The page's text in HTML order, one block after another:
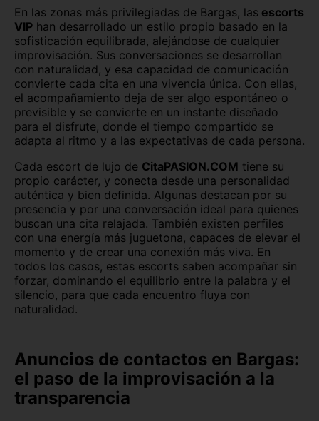
En las zonas más privilegiadas de Bargas, las escorts
VIP han desarrollado un estilo propio basado en la
sofisticación equilibrada, alejándose de cualquier
improvisación. Sus conversaciones se desarrollan
con naturalidad, y esa capacidad de comunicación
convierte cada cita en una vivencia única. Con ellas,
el acompañamiento deja de ser algo espontáneo o
previsible y se convierte en un instante diseñado
para el disfrute, donde el tiempo compartido se
adapta al ritmo y a las expectativas de cada persona.
Cada escort de lujo de CitaPASION.COM tiene su
propio carácter, y conecta desde una personalidad
auténtica y bien definida. Algunas destacan por su
presencia y por una conversación ideal para quienes
buscan una cita relajada. También existen perfiles
con una energía más juguetona, capaces de elevar el
momento y de crear una conexión más viva. En
todos los casos, estas escorts saben acompañar sin
forzar, dominando el equilibrio entre la palabra y el
silencio, para que cada encuentro fluya con
naturalidad.
Anuncios de contactos en Bargas:
el paso de la improvisación a la
transparencia